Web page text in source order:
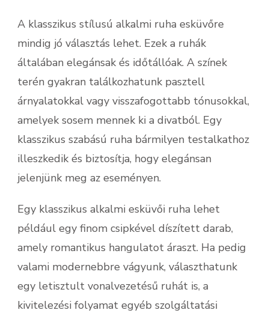
A klasszikus stílusú alkalmi ruha esküvőre
mindig jó választás lehet. Ezek a ruhák
általában elegánsak és időtállóak. A színek
terén gyakran találkozhatunk pasztell
árnyalatokkal vagy visszafogottabb tónusokkal,
amelyek sosem mennek ki a divatból. Egy
klasszikus szabású ruha bármilyen testalkathoz
illeszkedik és biztosítja, hogy elegánsan
jelenjünk meg az eseményen.
Egy klasszikus alkalmi esküvői ruha lehet
például egy finom csipkével díszített darab,
amely romantikus hangulatot áraszt. Ha pedig
valami modernebbre vágyunk, választhatunk
egy letisztult vonalvezetésű ruhát is, a
kivitelezési folyamat egyéb szolgáltatási